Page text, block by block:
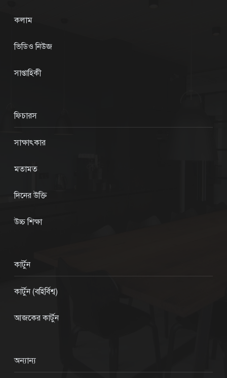
কলাম
ভিডিও নিউজ
সাপ্তাহিকী
ফিচারস
সাক্ষাৎকার
মতামত
দিনের উক্তি
উচ্চ শিক্ষা
কার্টুন
কার্টুন (বহির্বিশ্ব)
আজকের কার্টুন
অন্যান্য